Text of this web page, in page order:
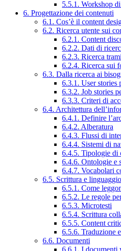
5.5.1. Workshop
6. Progettazione dei contenuti
6.1. Cos’è il content
6.2. Ricerca utente sui
6.2.1. Content
6.2.2. Dati di
6.2.3. Ricerca
6.2.4. Ricerca sui
6.3. Dalla ricerca ai
6.3.1. User stories
6.3.2. Job stories
6.3.3. Criteri di
6.4. Architettura
6.4.1. Definire
6.4.2. Alberatura
6.4.3. Flussi di
6.4.4. Sistemi di
6.4.5. Tipologie di
6.4.6. Ontologie e
6.4.7. Vocabolari
6.5. Scrittura e linguaggio
6.5.1. Come
6.5.2. Le regole
6.5.3. Microtesti
6.5.4. Scrittura
6.5.5. Content
6.5.6. Traduzione
6.6. Documenti
6.6.1. I documenti